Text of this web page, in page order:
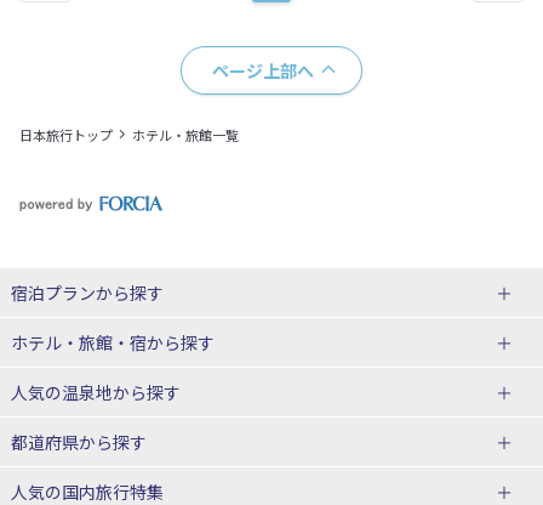
ページ上部へ
日本旅行トップ ホテル・旅館一覧
宿泊プランから探す
北海道
東北
青森県
宮城県
ホテル・旅館・宿から探す
北海道ホテル・旅館
青森県ホテル・旅館
人気の温泉地から探す
北海道
湯の川温泉(北海道)
都道府県から探す
人気の国内旅行特集